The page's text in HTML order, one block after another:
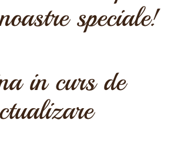
speciale!
in curs de